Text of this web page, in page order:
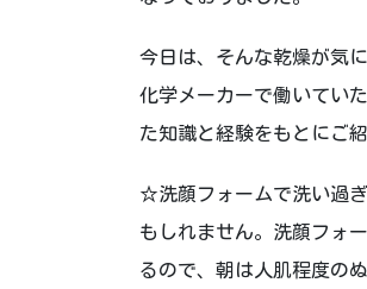
今日は、そんな乾燥が気
化学メーカーで働いてい
た知識と経験をもとにご
☆洗顔フォームで洗い過
もしれません。洗顔フォ
るので、朝は人肌程度の